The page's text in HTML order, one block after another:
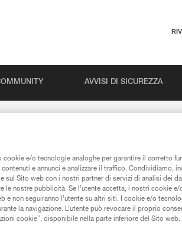
AVVISI DI SICUREZZA
le troverete qui.
cookie e/o tecnologie analoghe per garantire il corretto
e annunci e analizzare il traffico. Condividiamo,
sul Sito web con i nostri partner di servizi di analisi dei
le nostre pubblicità. Se l’utente accetta, i nostri cookie
e non seguiranno l’utente su altri siti. I cookie e/o
la navigazione. L’utente può revocare il proprio
cookie”, disponibile nella parte inferiore del Sito